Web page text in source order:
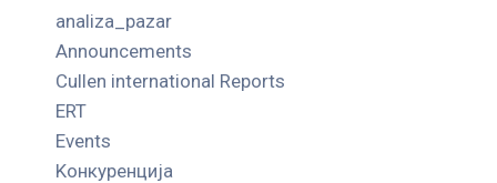
analiza_pazar
Announcements
Cullen international Reports
ERT
Events
Kонкуренција